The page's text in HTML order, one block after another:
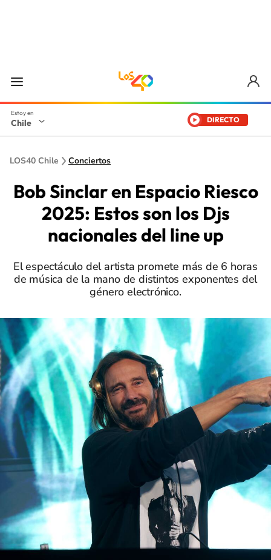
Chile DIRECTO
LOS40 Chile Conciertos
Bob Sinclar en Espacio Riesco
2025: Estos son los Djs
nacionales del line up
El espectáculo del artista promete más de 6 horas
de música de la mano de distintos exponentes del
género electrónico.